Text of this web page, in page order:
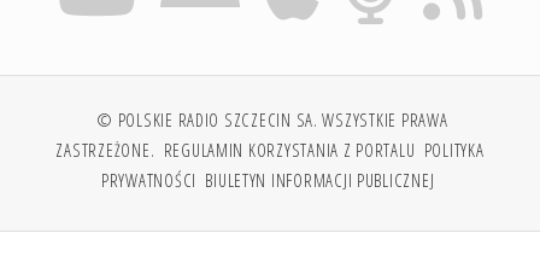
© POLSKIE RADIO SZCZECIN SA. WSZYSTKIE PRAWA
ZASTRZEŻONE. REGULAMIN KORZYSTANIA Z PORTALU POLITYKA
PRYWATNOŚCI BIULETYN INFORMACJI PUBLICZNEJ